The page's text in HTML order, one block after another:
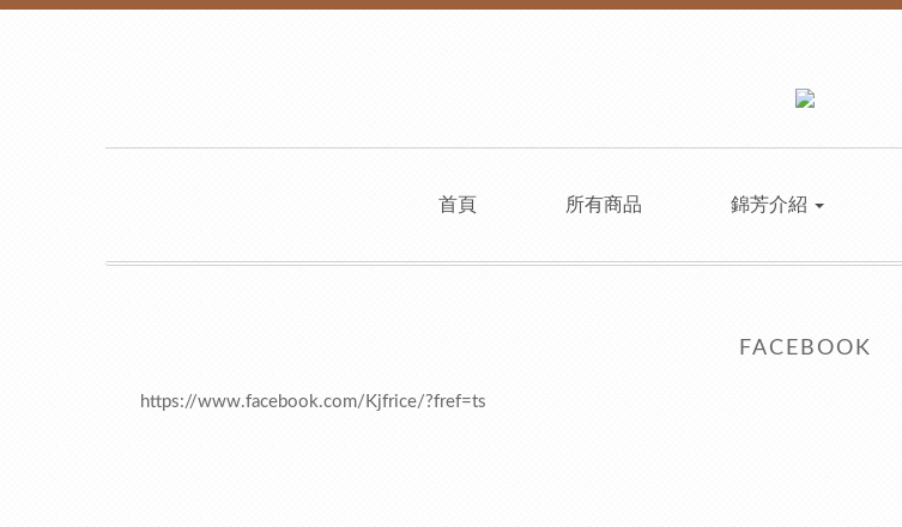
首頁 所有商品 錦芳介紹
FACEBOOK
https://www.facebook.com/Kjfrice/?fref=ts